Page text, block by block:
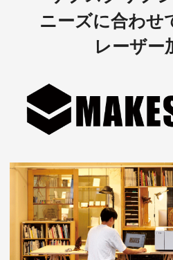
ニーズに合わせ
レーザー